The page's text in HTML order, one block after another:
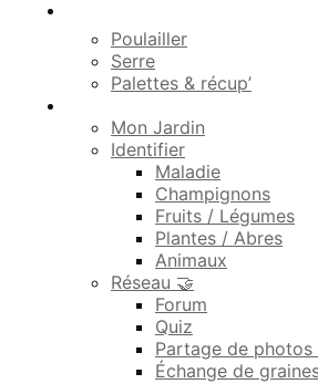
Poulailler
Serre
Palettes & récup’
Mon Jardin
Identifier
Maladie
Champignons
Fruits / Légumes
Plantes / Abres
Animaux
Réseau 🤝
Forum
Quiz
Partage de photos
Échange de